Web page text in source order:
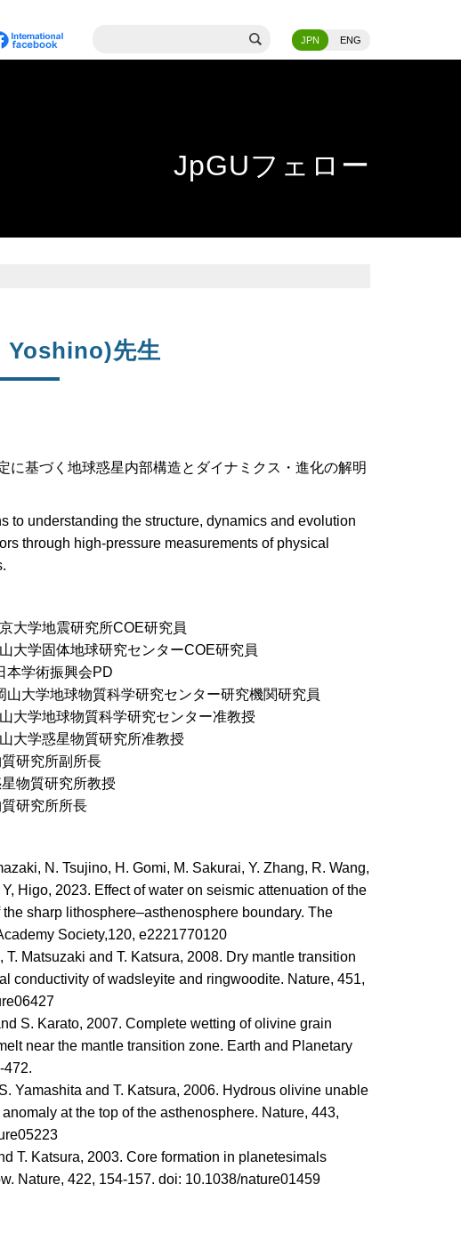
JPN ENG
JpGUフェロー
Yoshino)先生
に基づく地球惑星内部構造とダイナミクス・進化の解明
to understanding the structure, dynamics and evolution
through high-pressure measurements of physical
大学地震研究所COE研究員
大学固体地球研究センターCOE研究員
学術振興会PD
大学地球物質科学研究センター研究機関研究員
大学地球物質科学研究センター准教授
大学惑星物質研究所准教授
研究所副所長
物質研究所教授
研究所所長
N. Tsujino, H. Gomi, M. Sakurai, Y. Zhang, R. Wang,
Y, Higo, 2023. Effect of water on seismic attenuation of the
sharp lithosphere–asthenosphere boundary. The
Society,120, e2221770120
T. Matsuzaki and T. Katsura, 2008. Dry mantle transition
conductivity of wadsleyite and ringwoodite. Nature, 451,
S. Karato, 2007. Complete wetting of olivine grain
near the mantle transition zone. Earth and Planetary
472.
Yamashita and T. Katsura, 2006. Hydrous olivine unable
at the top of the asthenosphere. Nature, 443,
T. Katsura, 2003. Core formation in planetesimals
Nature, 422, 154-157. doi: 10.1038/nature01459